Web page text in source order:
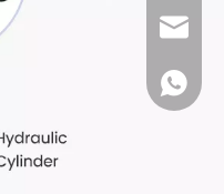
+86 132